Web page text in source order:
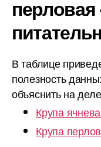
перловая
В таблице
полезность
объяснить на
Крупа
Крупа